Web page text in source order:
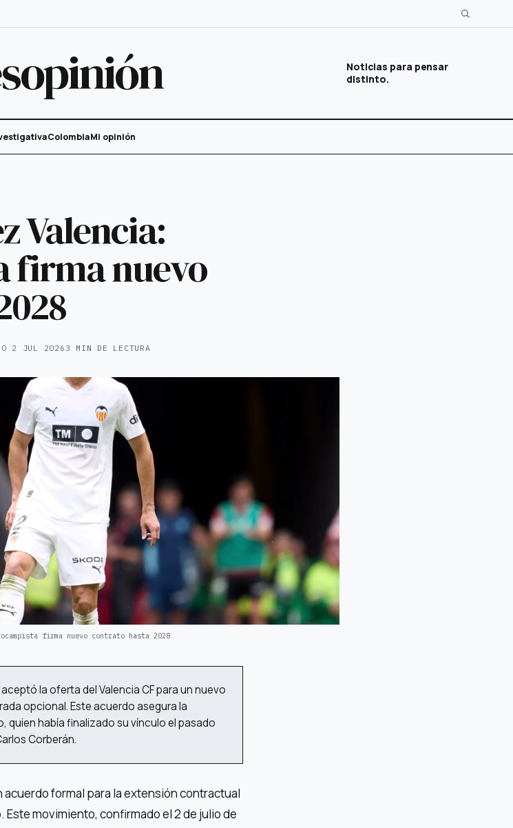
Noticias para pensar
distinto.
ColombiaMi opinión
Valencia:
firma nuevo
2 JUL 2026 3 MIN DE LECTURA
firma nuevo contrato hasta 2028
la oferta del Valencia CF para un nuevo
opcional. Este acuerdo asegura la
quien había finalizado su vínculo el pasado
Corberán.
acuerdo formal para la extensión contractual
movimiento, confirmado el 2 de julio de